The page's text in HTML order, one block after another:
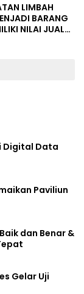
LIMBAH
BARANG
NILAI JUAL
Digital Data
Paviliun
dan Benar &
Gelar Uji